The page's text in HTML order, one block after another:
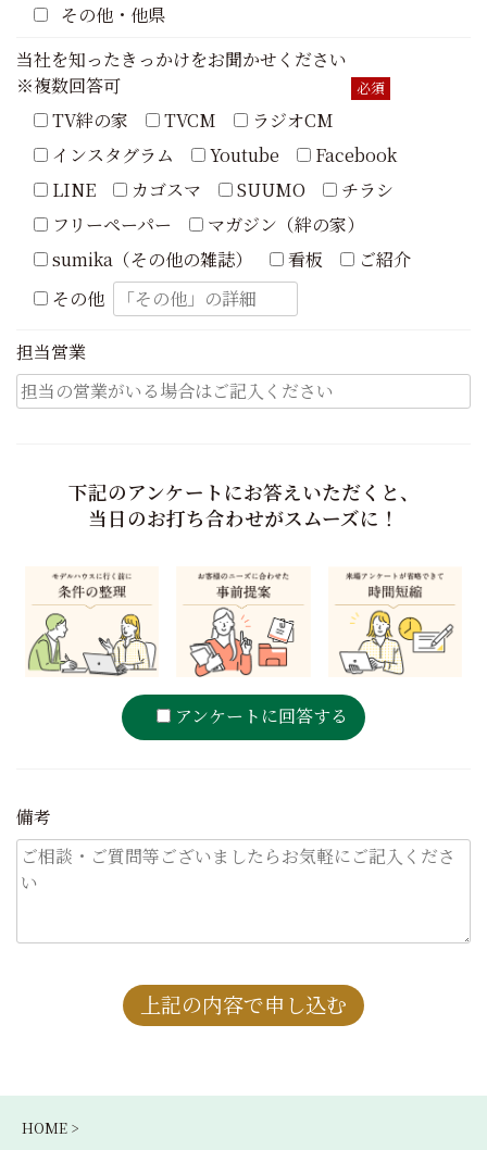
その他・他県
当社を知ったきっかけをお聞かせください
※複数回答可
必須
TV絆の家 TVCM
ラジオCM
インスタグラム
Youtube
Facebook
LINE
カゴスマ SUUMO
チラシ
フリーペーパー
マガジン（絆の家）
sumika（その他の雑誌）
看板
ご紹介
その他
担当営業
下記のアンケートにお答えいただくと、
当日のお打ち合わせがスムーズに！
アンケートに回答する
備考
HOME >